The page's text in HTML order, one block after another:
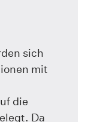
sich
mit
die
Da